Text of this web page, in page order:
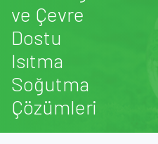
ve Çevre
Dostu
Isıtma
Soğutma
Çözümleri